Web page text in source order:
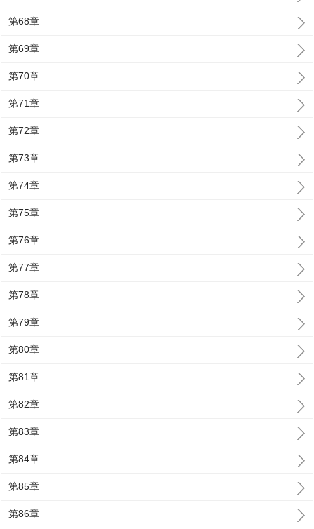
第68章
第69章
第70章
第71章
第72章
第73章
第74章
第75章
第76章
第77章
第78章
第79章
第80章
第81章
第82章
第83章
第84章
第85章
第86章